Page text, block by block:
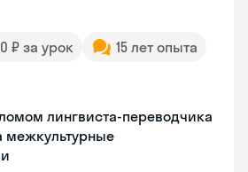
₽ за урок
15 лет опыта
лингвиста-переводчика
межкультурные